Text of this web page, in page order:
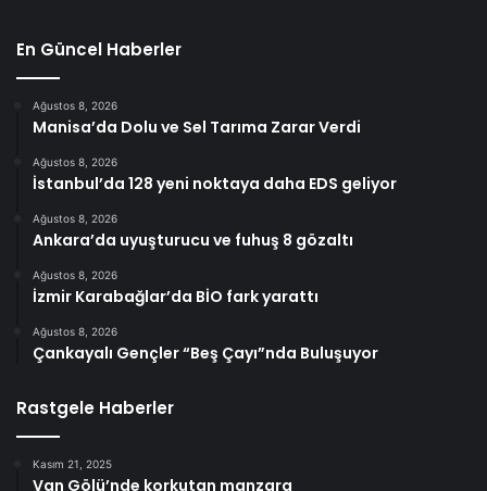
En Güncel Haberler
Ağustos 8, 2026
Manisa’da Dolu ve Sel Tarıma Zarar Verdi
Ağustos 8, 2026
İstanbul’da 128 yeni noktaya daha EDS geliyor
Ağustos 8, 2026
Ankara’da uyuşturucu ve fuhuş 8 gözaltı
Ağustos 8, 2026
İzmir Karabağlar’da BİO fark yarattı
Ağustos 8, 2026
Çankayalı Gençler “Beş Çayı”nda Buluşuyor
Rastgele Haberler
Kasım 21, 2025
Van Gölü’nde korkutan manzara